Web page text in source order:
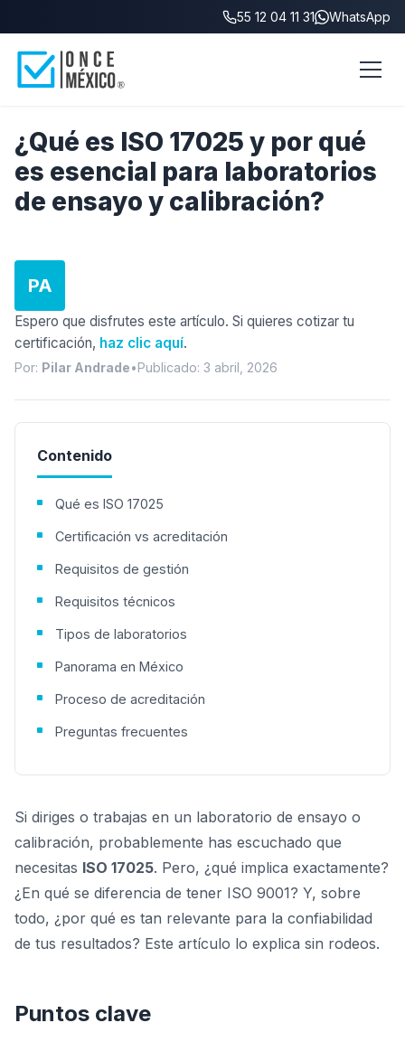
55 12 04 11 31 WhatsApp
¿Qué es ISO 17025 y por qué
es esencial para laboratorios
de ensayo y calibración?
PA
Espero que disfrutes este artículo. Si quieres cotizar tu
certificación, haz clic aquí.
Por: Pilar Andrade•Publicado: 3 abril, 2026
Si diriges o trabajas en un laboratorio de ensayo o
calibración, probablemente has escuchado que
necesitas ISO 17025. Pero, ¿qué implica exactamente?
¿En qué se diferencia de tener ISO 9001? Y, sobre
todo, ¿por qué es tan relevante para la confiabilidad
de tus resultados? Este artículo lo explica sin rodeos.
Puntos clave
Contenido
Qué es ISO 17025
Certificación vs acreditación
Requisitos de gestión
Requisitos técnicos
Tipos de laboratorios
Panorama en México
Proceso de acreditación
Preguntas frecuentes